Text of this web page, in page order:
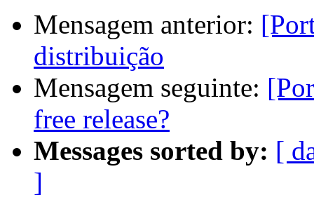
Mensagem anterior:
distribuição
Mensagem seguinte:
free release?
Messages sorted by: [
]